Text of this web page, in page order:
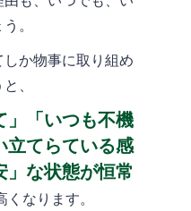
。
か物事に取り組め
、
」「いつも不機
立てらている感
」な状態が恒常
なります。